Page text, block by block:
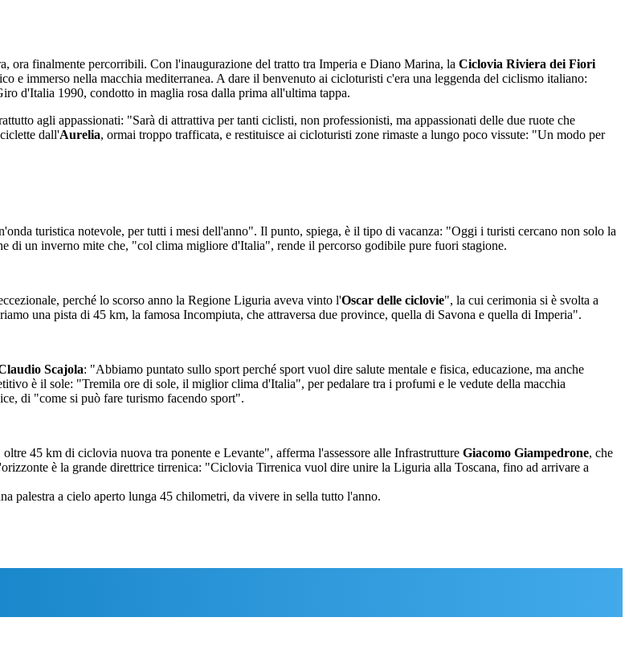
ora finalmente percorribili. Con l'inaugurazione del tratto tra Imperia e Diano Marina, la Ciclovia Riviera dei Fiori
e immerso nella macchia mediterranea. A dare il benvenuto ai cicloturisti c'era una leggenda del ciclismo italiano:
d'Italia 1990, condotto in maglia rosa dalla prima all'ultima tappa.
agli appassionati: "Sarà di attrattiva per tanti ciclisti, non professionisti, ma appassionati delle due ruote che
dall'Aurelia, ormai troppo trafficata, e restituisce ai cicloturisti zone rimaste a lungo poco vissute: "Un modo per
turistica notevole, per tutti i mesi dell'anno". Il punto, spiega, è il tipo di vacanza: "Oggi i turisti cercano non solo la
di un inverno mite che, "col clima migliore d'Italia", rende il percorso godibile pure fuori stagione.
perché lo scorso anno la Regione Liguria aveva vinto l'Oscar delle ciclovie", la cui cerimonia si è svolta a
una pista di 45 km, la famosa Incompiuta, che attraversa due province, quella di Savona e quella di Imperia".
Scajola: "Abbiamo puntato sullo sport perché sport vuol dire salute mentale e fisica, educazione, ma anche
è il sole: "Tremila ore di sole, il miglior clima d'Italia", per pedalare tra i profumi e le vedute della macchia
di "come si può fare turismo facendo sport".
45 km di ciclovia nuova tra ponente e Levante", afferma l'assessore alle Infrastrutture Giacomo Giampedrone, che
è la grande direttrice tirrenica: "Ciclovia Tirrenica vuol dire unire la Liguria alla Toscana, fino ad arrivare a
palestra a cielo aperto lunga 45 chilometri, da vivere in sella tutto l'anno.